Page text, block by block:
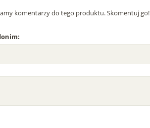
komentarzy do tego produktu. Skomentuj go!